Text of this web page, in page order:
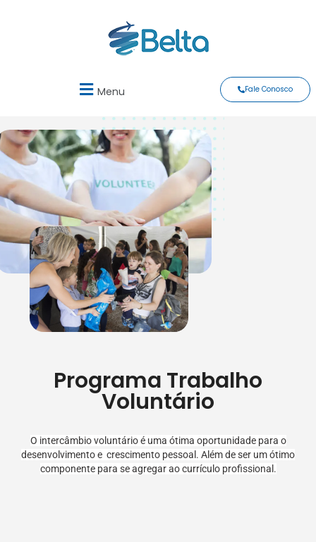
Menu Fale Conosco
Programa Trabalho
Voluntário
O intercâmbio voluntário é uma ótima oportunidade para o
desenvolvimento e crescimento pessoal. Além de ser um ótimo
componente para se agregar ao currículo profissional.